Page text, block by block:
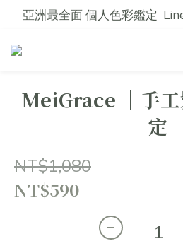
亞洲最全面 個人色彩鑑定
MeiGrace │手工
定
NT$1,080
NT$590